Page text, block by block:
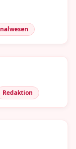
Redaktion